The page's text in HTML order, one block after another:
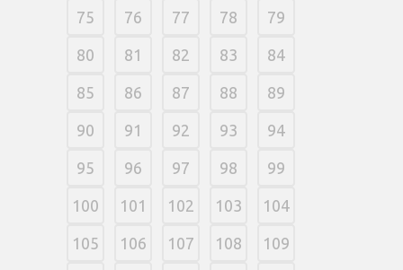
75 76 77 78 79
80 81 82 83 84
85 86 87 88 89
90 91 92 93 94
95 96 97 98 99
100 101 102 103 104
105 106 107 108 109